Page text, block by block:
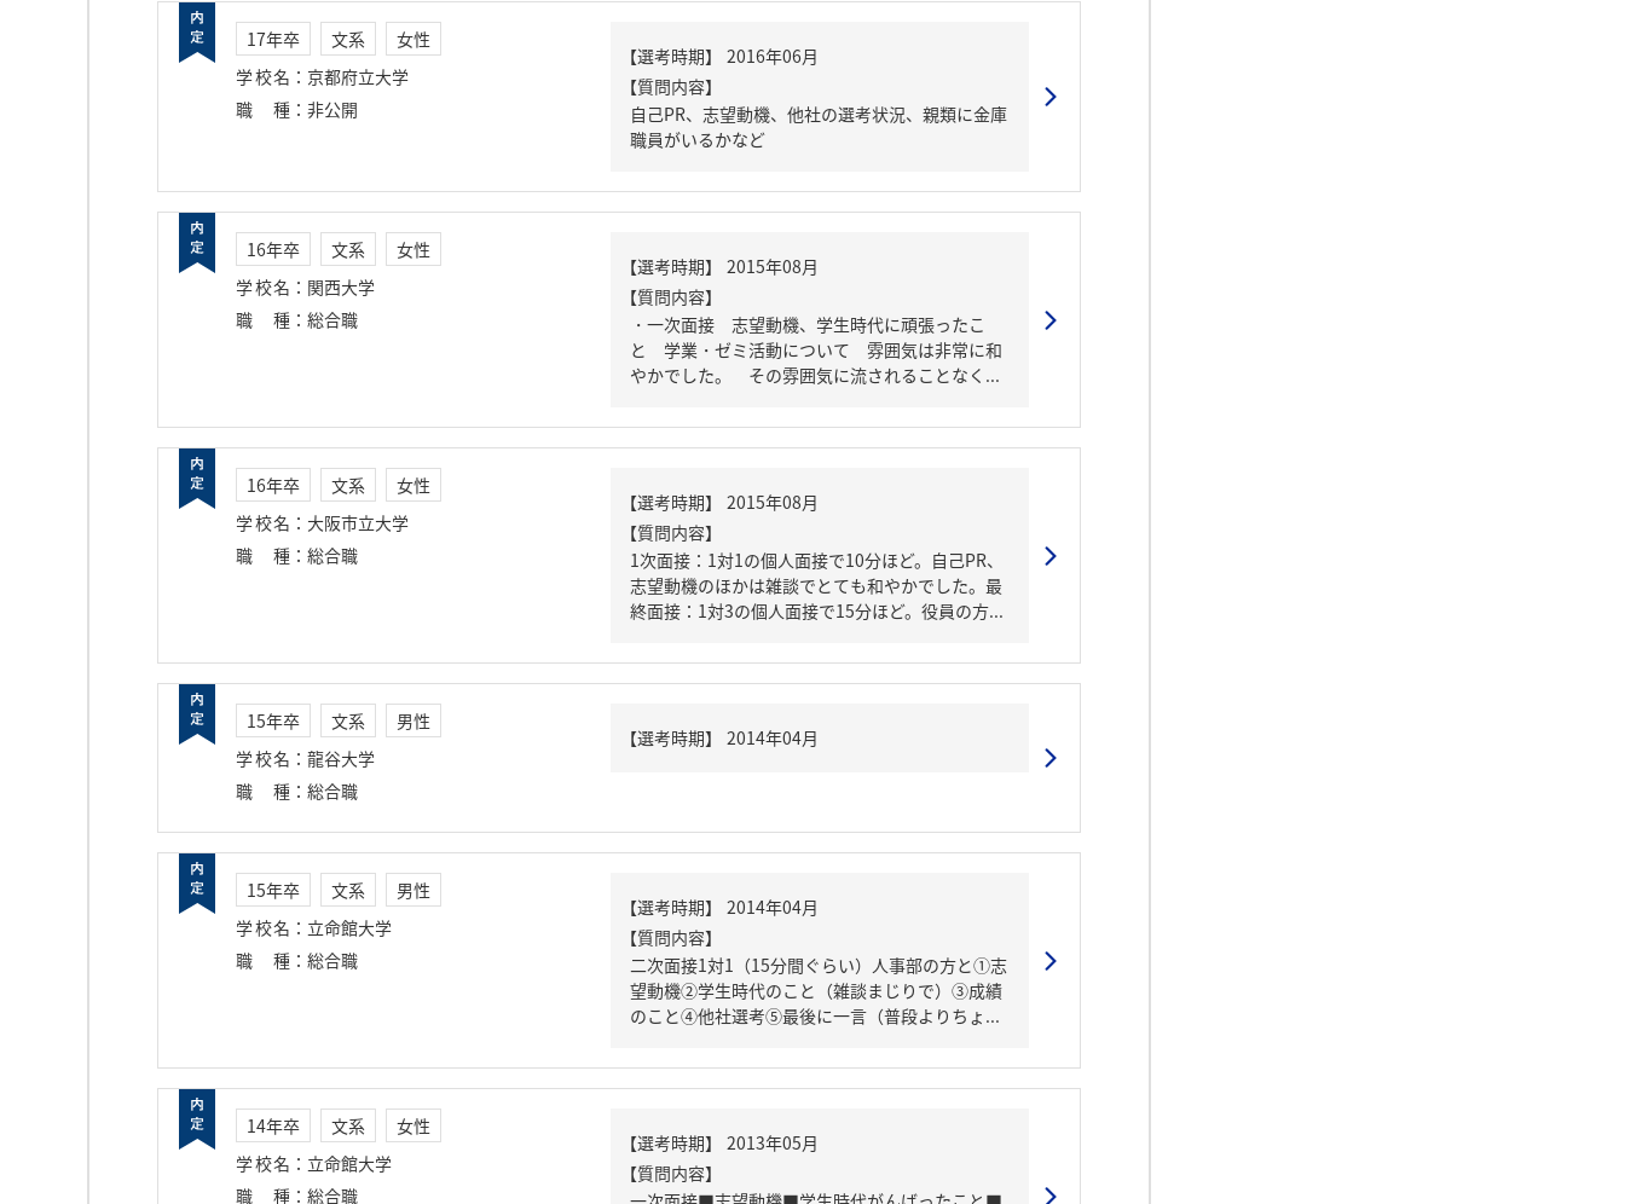
17年卒 文系
女性
学校名 ： 京都府立大学
職種 ： 非公開
【質問内容】
自己PR、志望動機、他社の選考状況、親類に金庫
職員がいるかなど
16年卒 文系
女性
学校名 ： 関西大学
職種 ： 総合職
【質問内容】
・一次面接 志望動機、学生時代に頑張ったこ
と 学業・ゼミ活動について 雰囲気は非常に和
やかでした。 その雰囲気に流されることなく...
16年卒 文系
女性
学校名 ： 大阪市立大学
職種 ： 総合職
【質問内容】
1次面接：1対1の個人面接で10分ほど。自己PR、
志望動機のほかは雑談でとても和やかでした。最
終面接：1対3の個人面接で15分ほど。役員の方...
15年卒 文系
男性
学校名 ： 龍谷大学
職種 ： 総合職
15年卒 文系
男性
学校名 ： 立命館大学
職種 ： 総合職
【質問内容】
二次面接1対1（15分間ぐらい）人事部の方と①志
望動機②学生時代のこと（雑談まじりで）③成績
のこと④他社選考⑤最後に一言（普段よりちょ...
14年卒 文系
女性
学校名 ： 立命館大学
職種 ： 総合職
【質問内容】